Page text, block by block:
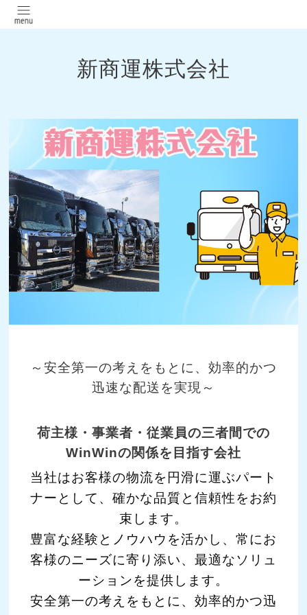
新商運株式会社
～安全第一の考えをもとに、効率的かつ
迅速な配送を実現～
荷主様・事業者・従業員の三者間での
WinWinの関係を目指す会社
当社はお客様の物流を円滑に運ぶパート
ナーとして、確かな品質と信頼性をお約
束します。
豊富な経験とノウハウを活かし、常にお
客様のニーズに寄り添い、最適なソリュ
ーションを提供します。
安全第一の考えをもとに、効率的かつ迅